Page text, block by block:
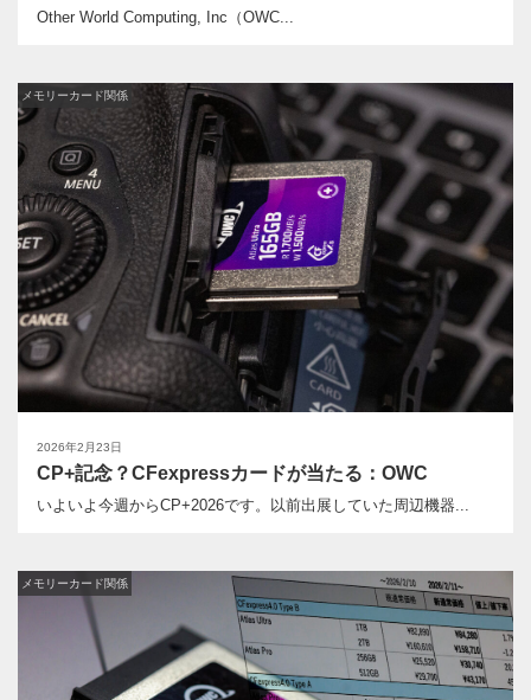
Other World Computing, Inc（OWC...
2026年2月23日
メモリーカード関係
CP+記念？CFexpressカードが当たる：OWC
いよいよ今週からCP+2026です。以前出展していた周辺機器...
メモリーカード関係